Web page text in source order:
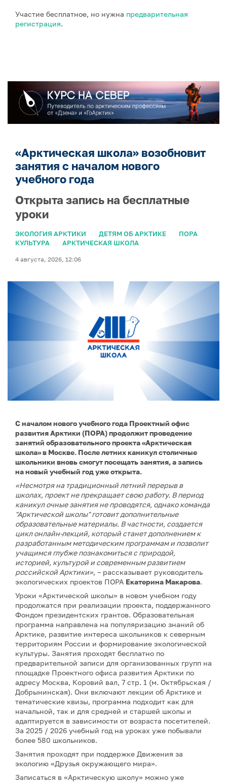
Участие бесплатное, но нужна предварительная
регистрация.
«Арктическая школа» возобновит
занятия с началом нового
учебного года
Открыта запись на бесплатные
уроки
ЭКОЛОГИЯ АРКТИКИ ДЕТЯМ ОБ АРКТИКЕ
ПОРА
КУЛЬТУРА
АРКТИЧЕСКАЯ ШКОЛА
4 августа, 2026, 12:06
С началом нового учебного года Проектный офис
развития Арктики (ПОРА) продолжит проведение
занятий образовательного проекта «Арктическая
школа» в Москве. После летних каникул столичные
школьники вновь смогут посещать занятия, а запись
на новый учебный год уже открыта.
«Несмотря на традиционный летний перерыв в
школах, проект не прекращает свою работу. В период
каникул очные занятия не проводятся, однако команда
"Арктической школы" готовит дополнительные
образовательные материалы. В частности, создается
цикл онлайн-лекций, который станет дополнением к
разработанным методическим программам и позволит
учащимся глубже познакомиться с природой,
историей, культурой и современным развитием
российской Арктики», – рассказывает руководитель
экологических проектов ПОРА Екатерина Макарова.
Уроки «Арктической школы» в новом учебном году
продолжатся при реализации проекта, поддержанного
Фондом президентских грантов. Образовательная
программа направлена на популяризацию знаний об
Арктике, развитие интереса школьников к северным
территориям России и формирование экологической
культуры. Занятия проходят бесплатно по
предварительной записи для организованных групп на
площадке Проектного офиса развития Арктики по
адресу Москва, Коровий вал, 7 стр. 1 (м. Октябрьская /
Добрынинская). Они включают лекции об Арктике и
тематические квизы, программа подходит как для
начальной, так и для средней и старшей школы и
адаптируется в зависимости от возраста посетителей.
За 2025 / 2026 учебный год на уроках уже побывали
более 580 школьников.
Занятия проходят при поддержке Движения за
экологию «Друзья окружающего мира».
Записаться в «Арктическую школу» можно уже